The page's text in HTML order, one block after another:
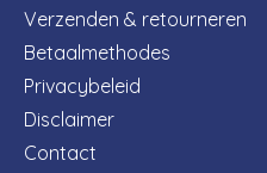
Verzenden & retourneren
Betaalmethodes
Privacybeleid
Disclaimer
Contact